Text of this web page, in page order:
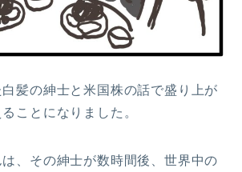
髪の紳士と米国株の話で盛り上が
ことになりました。
、その紳士が数時間後、世界中の